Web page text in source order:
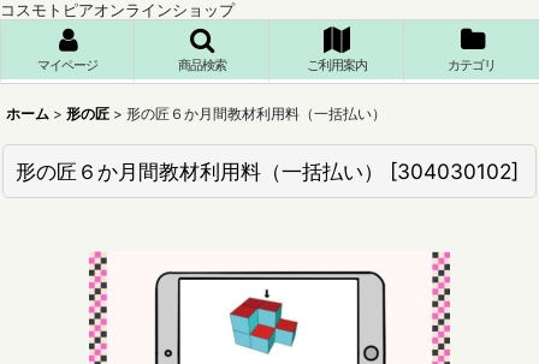
コスモトピアオンラインショップ
マイページ 商品検索 ご利用案内 カテゴリ
ホーム > 形の匠 > 形の匠６か月間教材利用料（一括払い）
形の匠６か月間教材利用料（一括払い） [304030102]